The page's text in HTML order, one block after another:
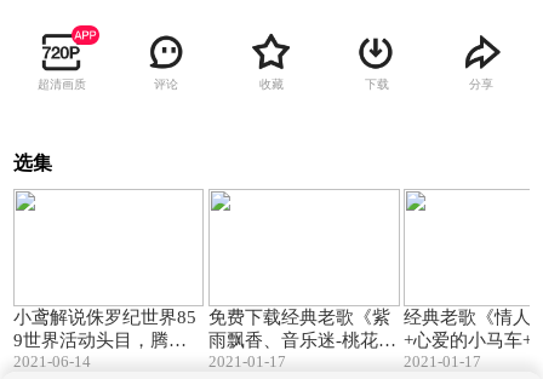
超清画质 评论 收藏 下载 分享
选集
小鸢解说侏罗纪世界85
9世界活动头目，腾空
两周托马斯回旋踹
2021-06-14
免费下载经典老歌《紫
雨飘香、音乐迷-桃花树
下唱情歌》
2021-01-17
经典老歌《情人
+心爱的小马车+
骗你》自动播放
2021-01-17